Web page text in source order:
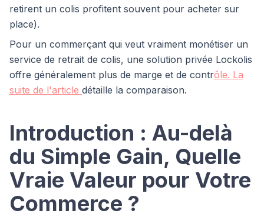
retirent un colis profitent souvent pour acheter sur
place).
Pour un commerçant qui veut vraiment monétiser un
service de retrait de colis, une solution privée Lockolis
offre généralement plus de marge et de contrôle. La
suite de l'article détaille la comparaison.
Introduction : Au-delà
du Simple Gain, Quelle
Vraie Valeur pour Votre
Commerce ?